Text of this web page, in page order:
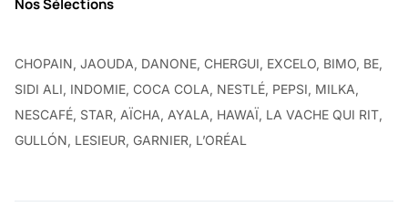
Nos Sélections
CHOPAIN, JAOUDA, DANONE, CHERGUI, EXCELO, BIMO, BE,
SIDI ALI, INDOMIE, COCA COLA, NESTLÉ, PEPSI, MILKA,
NESCAFÉ, STAR, AÏCHA, AYALA, HAWAÏ, LA VACHE QUI RIT,
GULLÓN, LESIEUR, GARNIER, L’ORÉAL